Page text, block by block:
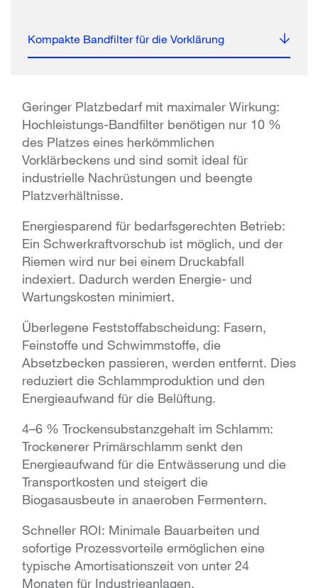
Kompakte Bandfilter für die Vorklärung
Geringer Platzbedarf mit maximaler Wirkung:
Hochleistungs-Bandfilter benötigen nur 10 %
des Platzes eines herkömmlichen
Vorklärbeckens und sind somit ideal für
industrielle Nachrüstungen und beengte
Platzverhältnisse.
Energiesparend für bedarfsgerechten Betrieb:
Ein Schwerkraftvorschub ist möglich, und der
Riemen wird nur bei einem Druckabfall
indexiert. Dadurch werden Energie- und
Wartungskosten minimiert.
Überlegene Feststoffabscheidung: Fasern,
Feinstoffe und Schwimmstoffe, die
Absetzbecken passieren, werden entfernt. Dies
reduziert die Schlammproduktion und den
Energieaufwand für die Belüftung.
4–6 % Trockensubstanzgehalt im Schlamm:
Trockenerer Primärschlamm senkt den
Energieaufwand für die Entwässerung und die
Transportkosten und steigert die
Biogasausbeute in anaeroben Fermentern.
Schneller ROI: Minimale Bauarbeiten und
sofortige Prozessvorteile ermöglichen eine
typische Amortisationszeit von unter 24
Monaten für Industrieanlagen.